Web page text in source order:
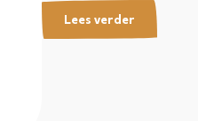
Lees verder